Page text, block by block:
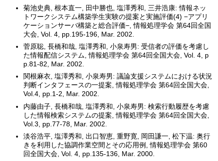
菊池史典, 根本直一, 田中勝也, 塩澤秀和, 三井浩康: 情報ネッ
トワークシステム構築学生実験の提案と実施評価(4) −アプリ
ケーションサーバ構築と総合評価−, 情報処理学会 第64回全国
大会, Vol. 4, pp.195-196, Mar. 2002.
菅原聡, 長橋和哉, 塩澤秀和, 小泉寿男: 受信者の評価を考慮し
た情報配信システム, 情報処理学会 第64回全国大会, Vol. 4, p
p.81-82, Mar. 2002.
関根麻衣, 塩澤秀和, 小泉寿男: 議論支援システムにおける状況
判断インタフェースの一提案, 情報処理学会 第64回全国大会,
Vol.4, pp.1-2, Mar. 2002.
内藤由子, 長橋和哉, 塩澤秀和, 小泉寿男: 検索行動履歴を考慮
した情報検索システムの提案, 情報処理学会 第64回全国大会,
Vol.3, pp.77-78, Mar. 2002.
淡谷浩平, 塩澤秀和, 出口智恵, 重野寛, 岡田謙一, 松下温: 奥行
きを利用した協調作業空間とその応用例, 情報処理学会 第60
回全国大会, Vol. 4, pp.135-136, Mar. 2000.